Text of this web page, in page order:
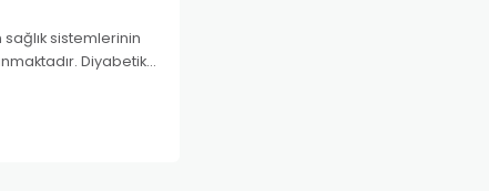
sağlık sistemlerinin
Diyabetik